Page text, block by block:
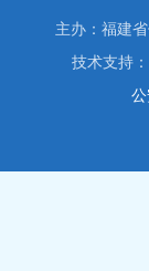
主办：福建
技术支持
公